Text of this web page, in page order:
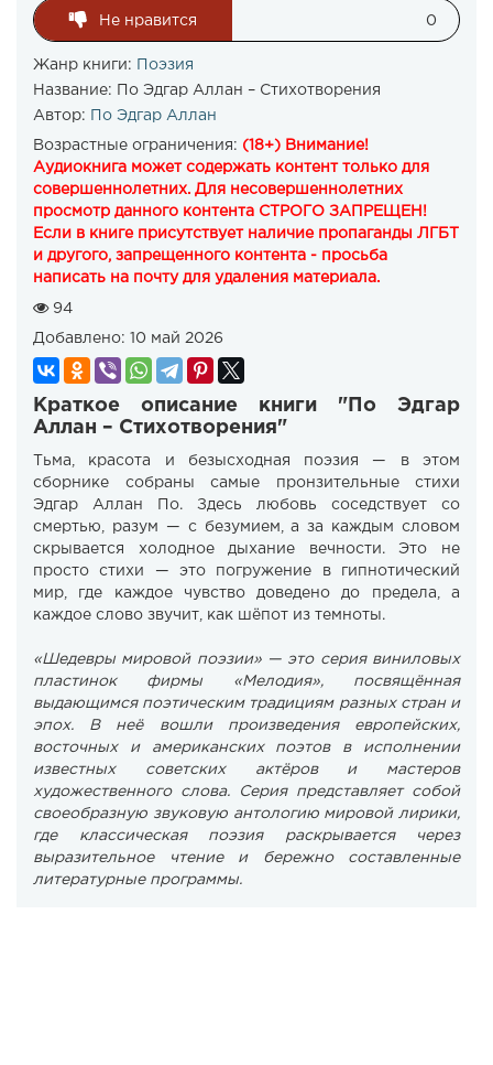
Не нравится 0
Жанр книги:
Поэзия
Название: По Эдгар Аллан – Стихотворения
Автор:
По Эдгар Аллан
Возрастные ограничения: (18+) Внимание!
Аудиокнига может содержать контент только для
совершеннолетних. Для несовершеннолетних
просмотр данного контента СТРОГО ЗАПРЕЩЕН!
Если в книге присутствует наличие пропаганды ЛГБТ
и другого, запрещенного контента - просьба
написать на почту для удаления материала.
94
Добавлено: 10 май 2026
Краткое описание книги "По Эдгар
Аллан – Стихотворения"
Тьма, красота и безысходная поэзия — в этом
сборнике собраны самые пронзительные стихи
Эдгар Аллан По. Здесь любовь соседствует со
смертью, разум — с безумием, а за каждым словом
скрывается холодное дыхание вечности. Это не
просто стихи — это погружение в гипнотический
мир, где каждое чувство доведено до предела, а
каждое слово звучит, как шёпот из темноты.
«Шедевры мировой поэзии» — это серия виниловых
пластинок фирмы «Мелодия», посвящённая
выдающимся поэтическим традициям разных стран и
эпох. В неё вошли произведения европейских,
восточных и американских поэтов в исполнении
известных советских актёров и мастеров
художественного слова. Серия представляет собой
своеобразную звуковую антологию мировой лирики,
где классическая поэзия раскрывается через
выразительное чтение и бережно составленные
литературные программы.